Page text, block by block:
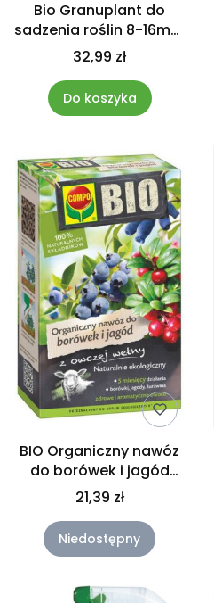
Bio Granuplant do
sadzenia roślin 8-16mm
5L COMPO
32,99 zł
Do koszyka
BIO Organiczny nawóz
do borówek i jagód
750g Compo
21,39 zł
Niedostępny